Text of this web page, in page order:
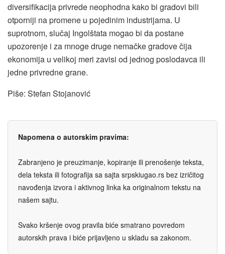
diversifikacija privrede neophodna kako bi gradovi bili
otporniji na promene u pojedinim industrijama. U
suprotnom, slučaj Ingolštata mogao bi da postane
upozorenje i za mnoge druge nemačke gradove čija
ekonomija u velikoj meri zavisi od jednog poslodavca ili
jedne privredne grane.
Piše: Stefan Stojanović
Napomena o autorskim pravima:
Zabranjeno je preuzimanje, kopiranje ili prenošenje teksta,
dela teksta ili fotografija sa sajta srpskiugao.rs bez izričitog
navođenja izvora i aktivnog linka ka originalnom tekstu na
našem sajtu.
Svako kršenje ovog pravila biće smatrano povredom
autorskih prava i biće prijavljeno u skladu sa zakonom.